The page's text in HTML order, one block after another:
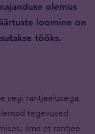
olemus
loomine on
tööks.
segi rantjeelusega,
tegevused
ilma et rantjee